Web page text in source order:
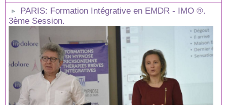
PARIS: Formation Intégrative en EMDR - IMO ®.
3ème Session.